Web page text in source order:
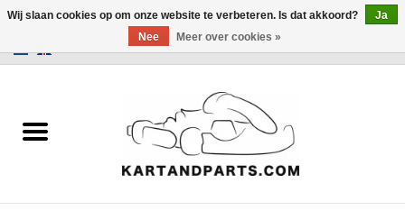
Sale
Wij slaan cookies op om onze website te verbeteren. Is dat akkoord?
Ja
Nee
Meer over cookies »